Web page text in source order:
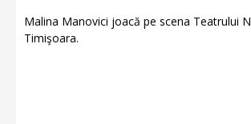
Malina Manovici joacă pe scena Teatrului
Timişoara.